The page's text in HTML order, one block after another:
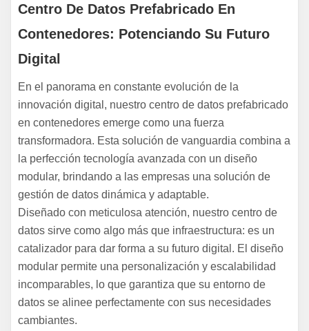
Centro De Datos Prefabricado En
Contenedores: Potenciando Su Futuro
Digital
En el panorama en constante evolución de la
innovación digital, nuestro centro de datos prefabricado
en contenedores emerge como una fuerza
transformadora. Esta solución de vanguardia combina a
la perfección tecnología avanzada con un diseño
modular, brindando a las empresas una solución de
gestión de datos dinámica y adaptable.
Diseñado con meticulosa atención, nuestro centro de
datos sirve como algo más que infraestructura: es un
catalizador para dar forma a su futuro digital. El diseño
modular permite una personalización y escalabilidad
incomparables, lo que garantiza que su entorno de
datos se alinee perfectamente con sus necesidades
cambiantes.